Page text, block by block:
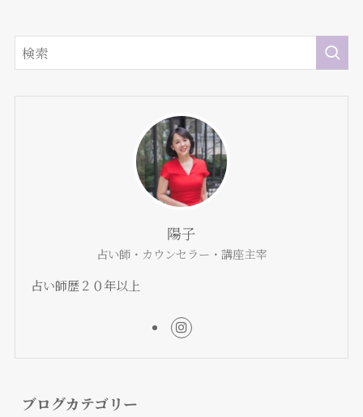
陽子
占い師・カウンセラー・講座主宰
占い師歴２０年以上
ブログカテゴリー